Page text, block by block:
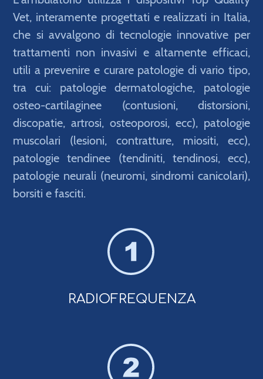
Vet, interamente progettati e realizzati in Italia,
che si avvalgono di tecnologie innovative per
trattamenti non invasivi e altamente efficaci,
utili a prevenire e curare patologie di vario tipo,
tra cui: patologie dermatologiche, patologie
osteo-cartilaginee (contusioni, distorsioni,
discopatie, artrosi, osteoporosi, ecc), patologie
muscolari (lesioni, contratture, miositi, ecc),
patologie tendinee (tendiniti, tendinosi, ecc),
patologie neurali (neuromi, sindromi canicolari),
borsiti e fasciti.
RADIOFREQUENZA